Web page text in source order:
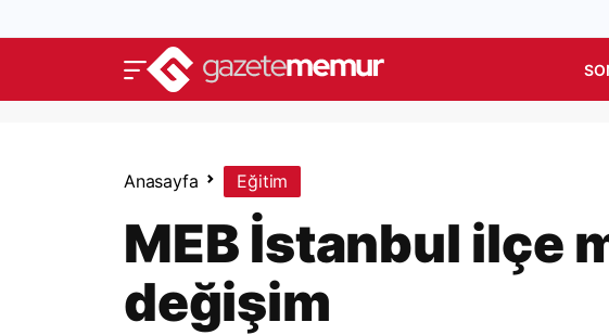
Anasayfa Eğitim
MEB İstanbul ilçe
değişim